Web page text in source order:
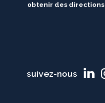
obtenir des directions
suivez-nous